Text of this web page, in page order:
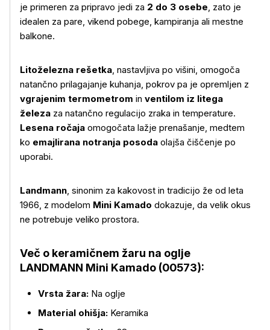
Več o izdelku
je primeren za pripravo jedi za 2 do 3 osebe, zato je
idealen za pare, vikend pobege, kampiranja ali mestne
balkone.
Litoželezna rešetka, nastavljiva po višini, omogoča
natančno prilagajanje kuhanja, pokrov pa je opremljen z
vgrajenim termometrom in ventilom iz litega
železa za natančno regulacijo zraka in temperature.
Lesena ročaja omogočata lažje prenašanje, medtem
ko emajlirana notranja posoda olajša čiščenje po
uporabi.
Landmann, sinonim za kakovost in tradicijo že od leta
1966, z modelom Mini Kamado dokazuje, da velik okus
ne potrebuje veliko prostora.
Več o keramičnem žaru na oglje
LANDMANN Mini Kamado (00573):
Vrsta žara: Na oglje
Material ohišja: Keramika